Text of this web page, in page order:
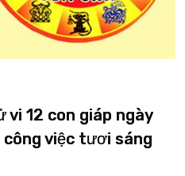
vi 12 con giáp ngày
việc tươi sáng